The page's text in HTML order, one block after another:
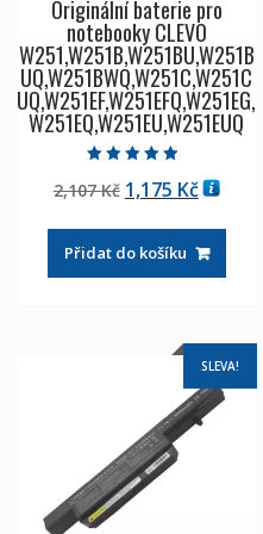
Originální baterie pro
notebooky CLEVO
W251,W251B,W251BU,W251B
UQ,W251BWQ,W251C,W251C
UQ,W251EF,W251EFQ,W251EG,
W251EQ,W251EU,W251EUQ
5.00
z 5
2,107Kč Původní
byla:
2,107 Kč
1,175 KčAktuální
je:
1,175 Kč
Přidat do košíku
SLEVA!